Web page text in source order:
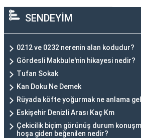
SENDEYİM
0212 ve 0232 nerenin alan kodudur?
Gördesli Makbule'nin hikayesi nedir?
Tufan Sokak
Kan Doku Ne Demek
Rüyada köfte yoğurmak ne anlama
Eskişehir Denizli Arası Kaç Km
Çekicilik biçim görünüş durum
hoşa giden beğenilen nedir?